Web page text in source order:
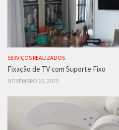
SERVIÇOS REALIZADOS
Fixação de TV com Suporte Fixo
NOVEMBRO 23, 2025